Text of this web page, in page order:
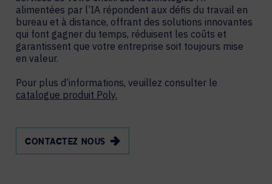
alimentées par l’IA répondent aux défis du travail en
bureau et à distance, offrant des solutions innovantes
qui font gagner du temps, réduisent les coûts et
garantissent que votre entreprise soit toujours mise
en valeur.
Pour plus d’informations, veuillez consulter le
catalogue produit Poly.
CONTACTEZ NOUS